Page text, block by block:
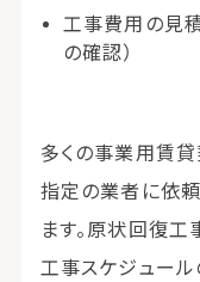
工事費用の見
の確認）
多くの事業用賃
指定の業者に依
ます。原状回復工
工事スケジュー